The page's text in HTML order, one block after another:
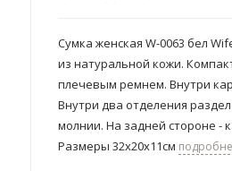
Сумка женская W-0063 бел
из натуральной кожи.
плечевым ремнем. Внутри
Внутри два отделения
молнии. ​На задней стороне -
Размеры 32х20х11см